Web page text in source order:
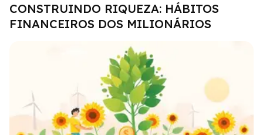
CONSTRUINDO RIQUEZA: HÁBITOS
FINANCEIROS DOS MILIONÁRIOS